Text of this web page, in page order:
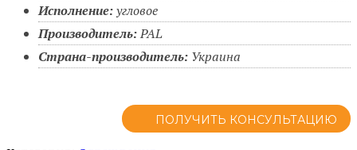
Исполнение:угловое
Производитель:PAL
Страна-производитель: Украина
ПОЛУЧИТЬ КОНСУЛЬТАЦИЮ